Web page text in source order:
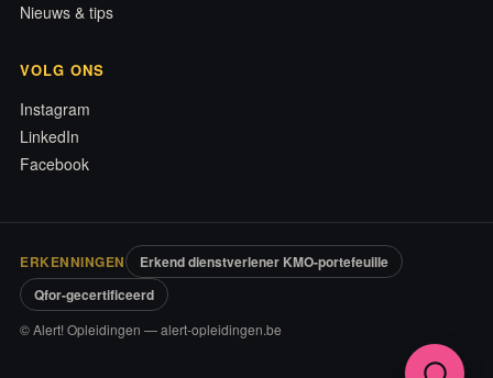
Nieuws & tips
VOLG ONS
Instagram
LinkedIn
Facebook
ERKENNINGEN
Erkend dienstverlener KMO-portefeuille
Qfor-gecertificeerd
© Alert! Opleidingen — alert-opleidingen.be